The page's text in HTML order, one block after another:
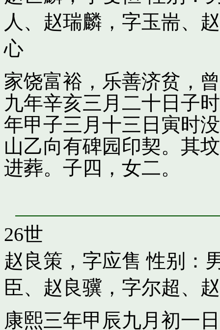
人 、 赵瑞麟，字玉耑、
心
家饶富裕，乐善济贫，
九年辛亥三月二十日子
年甲子三月十三日寅时
山乙向有碑园印契。其
进葬。子四，女二。
26世
赵良策，字应售 性别：
臣、 赵良骥，字尔超 、
康熙三年甲辰九月初一